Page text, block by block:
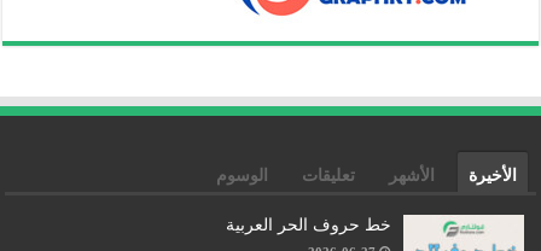
الأخيرة الأشهر تعليقات الوسوم
خط حروف الحر العربية